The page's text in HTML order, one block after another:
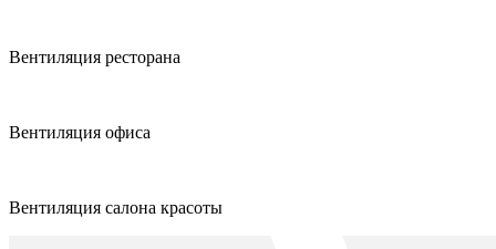
Вентиляция ресторана
Вентиляция офиса
Вентиляция салона красоты